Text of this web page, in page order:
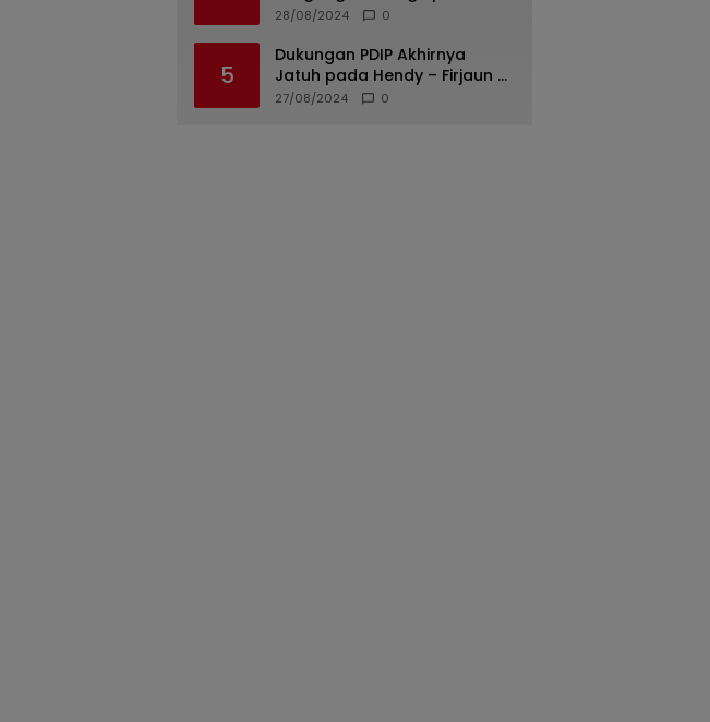
di Padang Diungkap, Dua dari
Oknum Polisi
28/08/2024 0
5
Dukungan PDIP Akhirnya
Jatuh pada Hendy – Firjaun di
Pilkada Jember 2024
27/08/2024 0